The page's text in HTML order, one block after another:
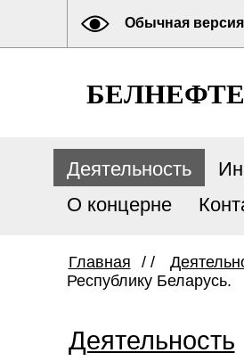
Обычная версия
Деятельность
О концерне
Главная / /
Республику Беларусь.
Деятельность